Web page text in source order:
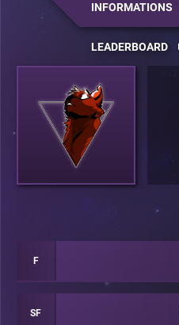
INFORMATIONS
LEADERBOARD
F
SF